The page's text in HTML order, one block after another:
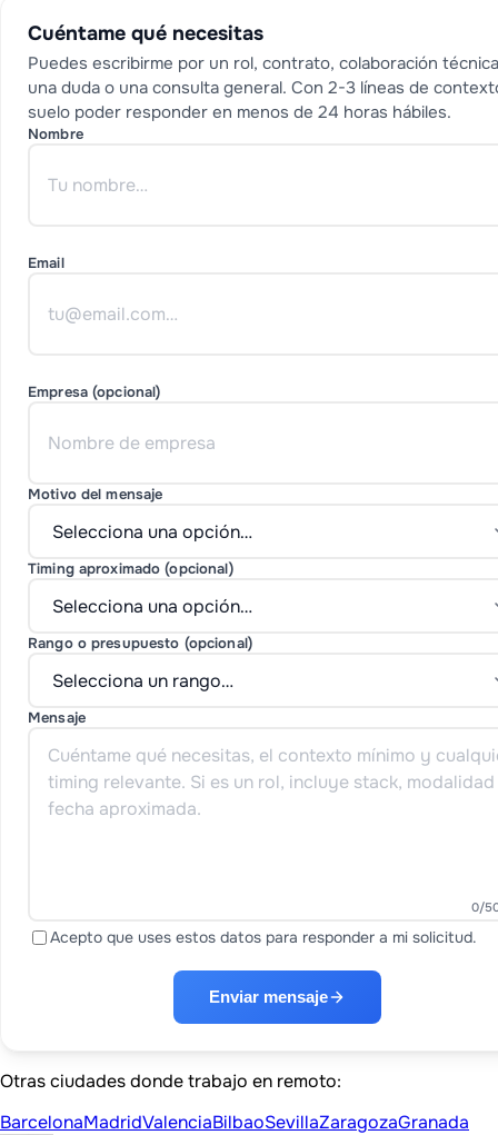
Cuéntame qué necesitas
Puedes escribirme por un rol, contrato, colaboración
una duda o una consulta general. Con 2-3 líneas de
suelo poder responder en menos de 24 horas hábiles.
Nombre
Email
Empresa (opcional)
Motivo del mensaje
Timing aproximado (opcional)
Rango o presupuesto (opcional)
Mensaje
0/
Acepto que uses estos datos para responder a mi solicitud.
Enviar mensaje
Otras ciudades donde trabajo en remoto:
BarcelonaMadridValenciaBilbaoSevillaZaragozaGranada